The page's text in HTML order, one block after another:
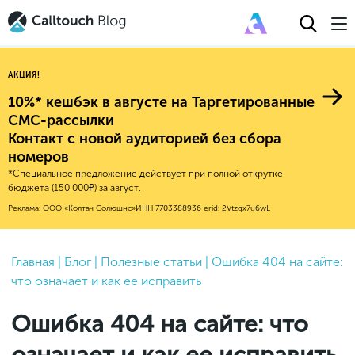
Авторитейл
Финансы
Е-коммерс
Недвижимость
HoReCa
Бьюти
Услуги
2025
2024
2022
2021
2020
Новые продукты
Эксплейнеры
Обновления продуктов Calltouch
Обучение работы с инструментами
Calltouch
Индекс здоровья российского
Mental Health
Привлечение
Конверсия
Аналитика
Процессы и управление
Callday
MeetUp
Вебинары и практикумы
АКЦИЯ!
10%* кешбэк в августе на Таргетированные
СМС-рассылки
Контакт с новой аудиторией без сбора
номеров
*Специальное предложение действует при полной открутке
бюджета (150 000₽) за август.
Реклама: ООО «Колтач Солюшнс»ИНН 7703388936 erid: 2Vtzqx7u6wL
Главная Блог Полезные статьи
Ошибка 404 на сайте:
что означает и как ее исправить
Ошибка 404 на сайте: что